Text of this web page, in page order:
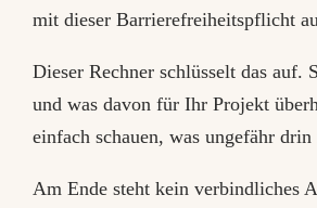
mit dieser Barrierefreiheitspflicht
Dieser Rechner schlüsselt das auf.
und was davon für Ihr Projekt
einfach schauen, was ungefähr drin
Am Ende steht kein verbindliches